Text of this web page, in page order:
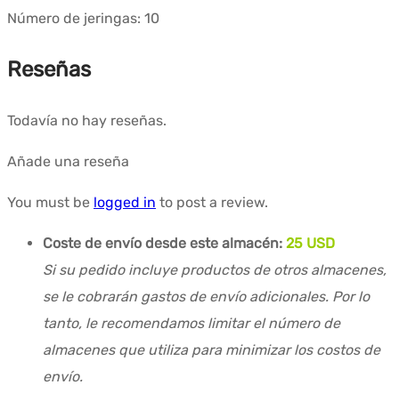
Número de jeringas: 10
Reseñas
Todavía no hay reseñas.
Añade una reseña
You must be logged in to post a review.
Coste de envío desde este almacén: 25 USD
Si su pedido incluye productos de otros almacenes,
se le cobrarán gastos de envío adicionales. Por lo
tanto, le recomendamos limitar el número de
almacenes que utiliza para minimizar los costos de
envío.